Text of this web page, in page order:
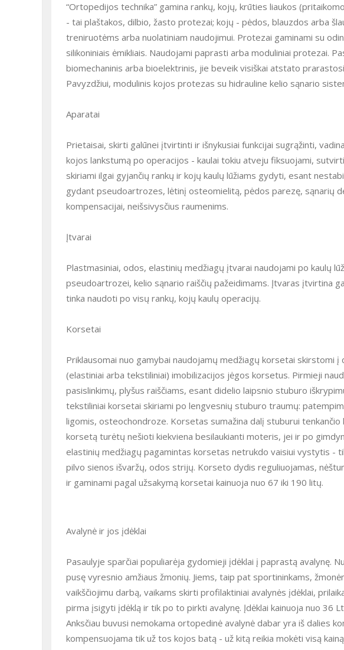
“Ortopedijos technika” gamina rankų, kojų, krūties liaukos
- tai plaštakos, dilbio, žasto protezai; kojų - pėdos, blauzdos arba
treniruotėms arba nuolatiniam naudojimui. Protezai gaminami su
silikoniniais ėmikliais. Naudojami paprasti arba moduliniai protezai.
biomechaninis arba bioelektrinis, jie beveik visiškai atstato
Pavyzdžiui, modulinis kojos protezas su hidrauline kelio sąnario
Aparatai
Prietaisai, skirti galūnei įtvirtinti ir išnykusiai funkcijai sugrąžinti,
kojos lankstumą po operacijos - kaulai tokiu atveju fiksuojami,
skiriami ilgai gyjančių rankų ir kojų kaulų lūžiams gydyti, esant
gydant pseudoartrozes, lėtinį osteomielitą, pėdos parezę, sąnarių
kompensacijai, neišsivysčius raumenims.
Įtvarai
Plastmasiniai, odos, elastinių medžiagų įtvarai naudojami po kaulų
pseudoartrozei, kelio sąnario raiščių pažeidimams. Įtvaras įtvirtina
tinka naudoti po visų rankų, kojų kaulų operacijų.
Korsetai
Priklausomai nuo gamybai naudojamų medžiagų korsetai skirstomi į
(elastiniai arba tekstiliniai) imobilizacijos jėgos korsetus. Pirmieji
pasislinkimų, plyšus raiščiams, esant didelio laipsnio stuburo
tekstiliniai korsetai skiriami po lengvesnių stuburo traumų:
ligomis, osteochondroze. Korsetas sumažina dalį stuburui tenkančio
korsetą turėtų nešioti kiekviena besilaukianti moteris, jei ir po
elastinių medžiagų pagamintas korsetas netrukdo vaisiui vystytis -
pilvo sienos išvaržų, odos strijų. Korseto dydis reguliuojamas,
ir gaminami pagal užsakymą korsetai kainuoja nuo 67 iki 190 litų.
Avalynė ir jos įdėklai
Pasaulyje sparčiai populiarėja gydomieji įdėklai į paprastą avalynę.
pusę vyresnio amžiaus žmonių. Jiems, taip pat sportininkams,
vaikščiojimu darbą, vaikams skirti profilaktiniai avalynės įdėklai,
pirma įsigyti įdėklą ir tik po to pirkti avalynę. Įdėklai kainuoja nuo 36
Anksčiau buvusi nemokama ortopedinė avalynė dabar yra iš dalies
kompensuojama tik už tos kojos batą - už kitą reikia mokėti visą